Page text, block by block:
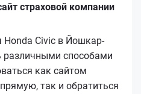
страховой компании
Civic в Йошкар-
различными способами
как сайтом
так и обратиться